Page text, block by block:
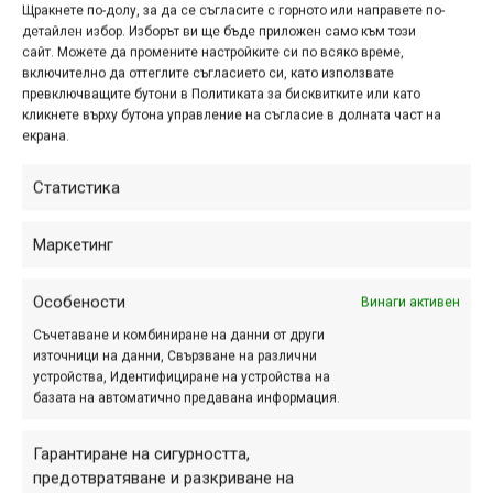
Щракнете по-долу, за да се съгласите с горното или направете по-
детайлен избор. Изборът ви ще бъде приложен само към този
сайт. Можете да промените настройките си по всяко време,
включително да оттеглите съгласието си, като използвате
превключващите бутони в Политиката за бисквитките или като
кликнете върху бутона управление на съгласие в долната част на
екрана.
Статистика
Маркетинг
Особености Винаги активен
Съчетаване и комбиниране на данни от други
източници на данни, Свързване на различни
устройства, Идентифициране на устройства на
базата на автоматично предавана информация.
Гарантиране на сигурността,
предотвратяване и разкриване на
радостта си от присъединяването към отбора на Trek.
“Честно, нямам думи да изразя какво е да стана част от
отбора, в който са най-любимите ми карачи. Не очаквах,
нямах FMB лиценз, а сега вече карам за мечтания
спонсор на най-високо ниво. Не мога да съм по-